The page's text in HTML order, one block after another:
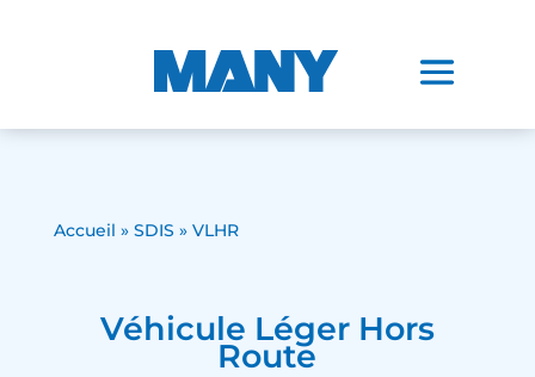
Accueil » SDIS » VLHR
Véhicule Léger Hors
Route